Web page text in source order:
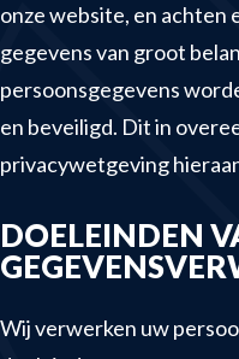
Junctionboxes &
Rentals
Sensors &
Subsea imaging
Winches &
About us
onze website, en achten
gegevens van groot
persoonsgegevens
en beveiligd. Dit in
privacywetgeving
DOELEINDEN
Wij verwerken uw